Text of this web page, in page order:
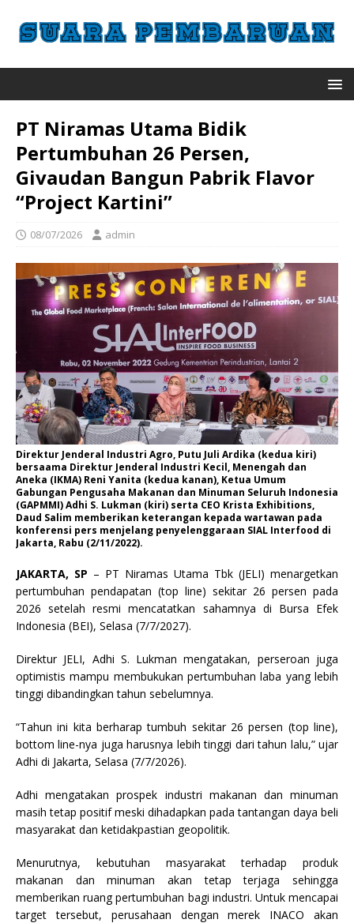
PT Niramas Utama Bidik
Pertumbuhan 26 Persen,
Givaudan Bangun Pabrik Flavor
“Project Kartini”
08/07/2026 admin
Direktur Jenderal Industri Agro, Putu Juli Ardika (kedua kiri)
bersaama Direktur Jenderal Industri Kecil, Menengah dan
Aneka (IKMA) Reni Yanita (kedua kanan), Ketua Umum
Gabungan Pengusaha Makanan dan Minuman Seluruh Indonesia
(GAPMMI) Adhi S. Lukman (kiri) serta CEO Krista Exhibitions,
Daud Salim memberikan keterangan kepada wartawan pada
konferensi pers menjelang penyelenggaraan SIAL Interfood di
Jakarta, Rabu (2/11/2022).
JAKARTA, SP – PT Niramas Utama Tbk (JELI) menargetkan
pertumbuhan pendapatan (top line) sekitar 26 persen pada
2026 setelah resmi mencatatkan sahamnya di Bursa Efek
Indonesia (BEI), Selasa (7/7/2027).
Direktur JELI, Adhi S. Lukman mengatakan, perseroan juga
optimistis mampu membukukan pertumbuhan laba yang lebih
tinggi dibandingkan tahun sebelumnya.
“Tahun ini kita berharap tumbuh sekitar 26 persen (top line),
bottom line-nya juga harusnya lebih tinggi dari tahun lalu,” ujar
Adhi di Jakarta, Selasa (7/7/2026).
Adhi mengatakan prospek industri makanan dan minuman
masih tetap positif meski dihadapkan pada tantangan daya beli
masyarakat dan ketidakpastian geopolitik.
Menurutnya, kebutuhan masyarakat terhadap produk
makanan dan minuman akan tetap terjaga sehingga
memberikan ruang pertumbuhan bagi industri. Untuk mencapai
target tersebut, perusahaan dengan merek INACO akan